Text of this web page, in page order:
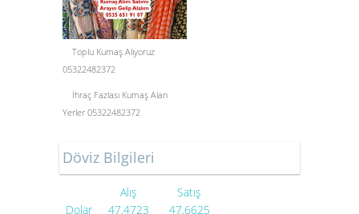
Toplu Kumaş Alıyoruz
05322482372
İhraç Fazlası Kumaş Alan
Yerler 05322482372
Döviz Bilgileri
Alış
Satış
Dolar
47.4723 47.6625